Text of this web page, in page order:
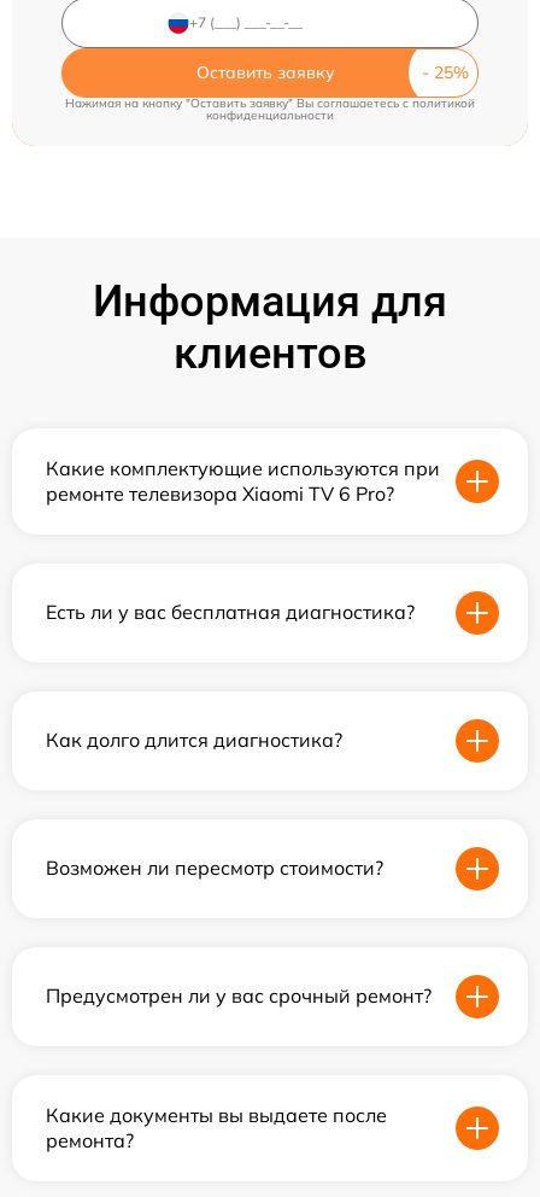
Оставить заявку
Нажимая на кнопку "Оставить заявку" Вы соглашаетесь cполитикой
конфиденциальности
Информация для
клиентов
Какие комплектующие используются при
ремонте телевизора Xiaomi TV 6 Pro?
Есть ли у вас бесплатная диагностика?
Как долго длится диагностика?
Возможен ли пересмотр стоимости?
Предусмотрен ли у вас срочный ремонт?
Какие документы вы выдаете после
ремонта?